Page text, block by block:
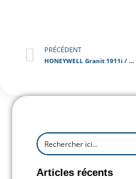
PRÉCÉDENT
HONEYWELL Granit 1911i / Scanner code barre Bluetooth Industriel
Articles récents